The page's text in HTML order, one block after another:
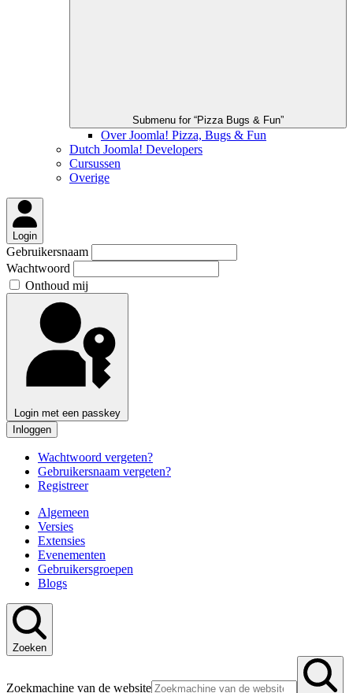
Submenu for “Pizza Bugs & Fun”
Over Joomla! Pizza, Bugs & Fun
Dutch Joomla! Developers
Cursussen
Overige
Login
Gebruikersnaam
Wachtwoord
Onthoud mij
Login met een passkey
Inloggen
Wachtwoord vergeten?
Gebruikersnaam vergeten?
Registreer
Algemeen
Versies
Extensies
Evenementen
Gebruikersgroepen
Blogs
Zoeken
Zoekmachine van de website